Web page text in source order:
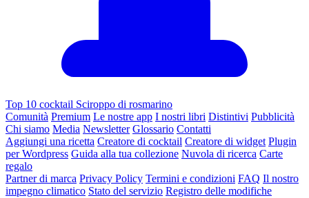
Top 10 cocktail Sciroppo di rosmarino
Comunità Premium Le nostre app I nostri libri Distintivi Pubblicità
Chi siamo Media Newsletter Glossario Contatti
Aggiungi una ricetta Creatore di cocktail Creatore di widget Plugin
per Wordpress Guida alla tua collezione Nuvola di ricerca Carte
regalo
Partner di marca Privacy Policy Termini e condizioni FAQ Il nostro
impegno climatico Stato del servizio Registro delle modifiche